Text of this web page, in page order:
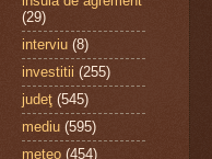
(29)
interviu (8)
investitii (255)
judeţ (545)
mediu (595)
meteo (454)